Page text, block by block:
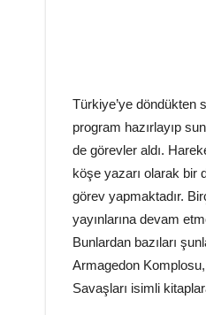
Türkiye’ye döndükten
program hazırlayıp
de görevler aldı.
köşe yazarı olarak bir
görev yapmaktadır.
yayınlarına devam
Bunlardan bazıları
Armagedon
Savaşları isimli